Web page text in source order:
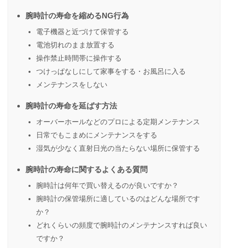
腕時計の寿命を縮めるNG行為
電子機器と近づけて保管する
電池切れのまま放置する
操作禁止時間帯に操作する
つけっぱなしにして家事をする・お風呂に入る
メンテナンスをしない
腕時計の寿命を延ばす方法
オーバーホールなどのプロによる定期メンテナンス
日常でもこまめにメンテナンスをする
湿気が少なく直射日光の当たらない場所に保管する
腕時計の寿命に関するよくある質問
腕時計は何年で買い替えるのが良いですか？
腕時計の保管場所に適しているのはどんな場所です
か？
どれくらいの頻度で腕時計のメンテナンスすれば良い
ですか？